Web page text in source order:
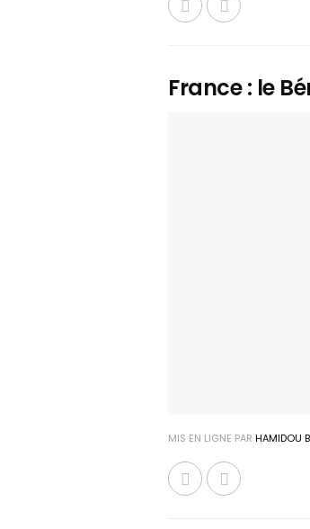
France : le
MIS EN LIGNE PAR HAMIDOU